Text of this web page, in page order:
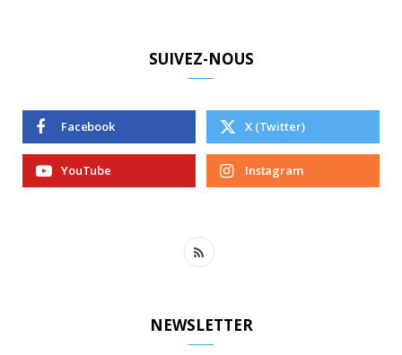
SUIVEZ-NOUS
Facebook X (Twitter)
YouTube Instagram
R
NEWSLETTER